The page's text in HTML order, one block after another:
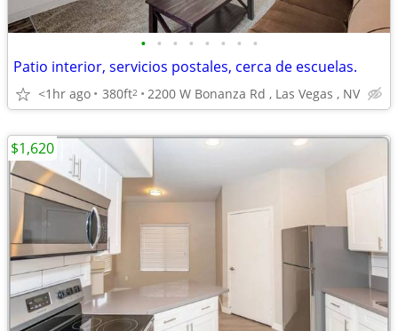
• • • • • • • •
Patio interior, servicios postales, cerca de escuelas.
<1hr ago 380ft2 2200 W Bonanza Rd , Las Vegas , NV
$1,620